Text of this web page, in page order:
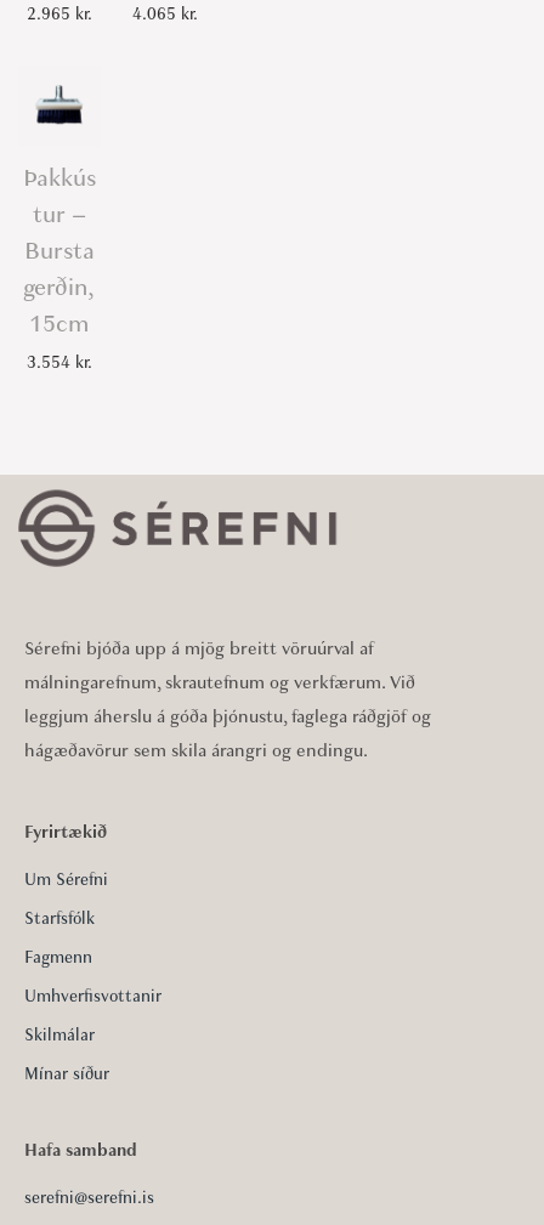
2.965 kr. 4.065 kr.
Þakkús
tur –
Bursta
gerðin,
15cm
3.554 kr.
Sérefni bjóða upp á mjög breitt vöruúrval af
málningarefnum, skrautefnum og verkfærum. Við
leggjum áherslu á góða þjónustu, faglega ráðgjöf og
hágæðavörur sem skila árangri og endingu.
Fyrirtækið
Um Sérefni
Starfsfólk
Fagmenn
Umhverfisvottanir
Skilmálar
Mínar síður
Hafa samband
serefni@serefni.is